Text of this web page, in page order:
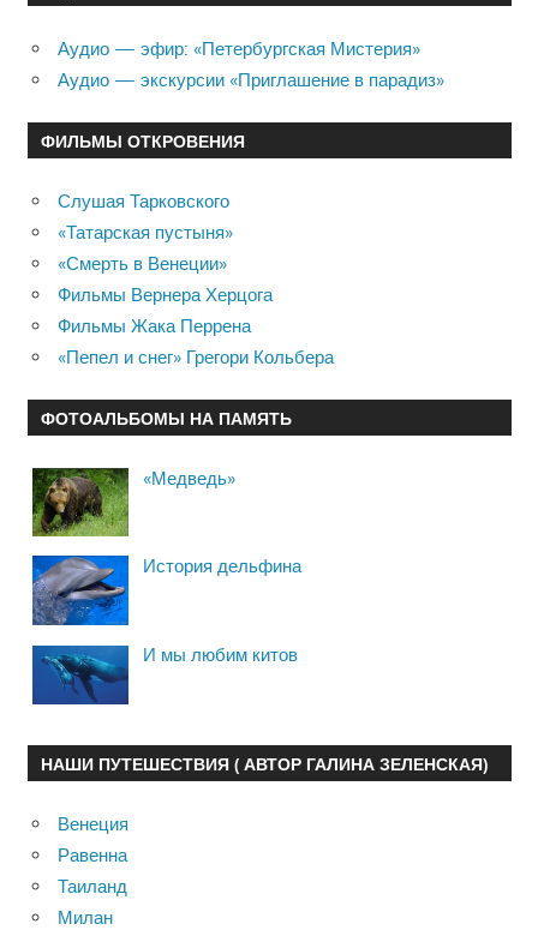
Аудио — эфир: «Петербургская Мистерия»
Аудио — экскурсии «Приглашение в парадиз»
ФИЛЬМЫ ОТКРОВЕНИЯ
Слушая Тарковского
«Татарская пустыня»
«Смерть в Венеции»
Фильмы Вернера Херцога
Фильмы Жака Перрена
«Пепел и снег» Грегори Кольбера
ФОТОАЛЬБОМЫ НА ПАМЯТЬ
«Медведь»
История дельфина
И мы любим китов
НАШИ ПУТЕШЕСТВИЯ ( АВТОР ГАЛИНА ЗЕЛЕНСКАЯ)
Венеция
Равенна
Таиланд
Милан